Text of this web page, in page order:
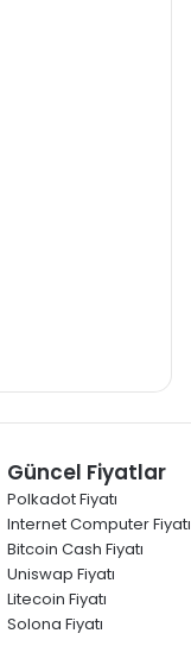
Güncel Fiyatlar
Polkadot Fiyatı
Internet Computer Fiyatı
Bitcoin Cash Fiyatı
Uniswap Fiyatı
Litecoin Fiyatı
Solona Fiyatı